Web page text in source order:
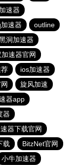
速器
速器
outline
洞加速器
速器官网
ios加速器
旋风加速
器app
器
器下载官网
载
BitzNet官网
小牛加速器